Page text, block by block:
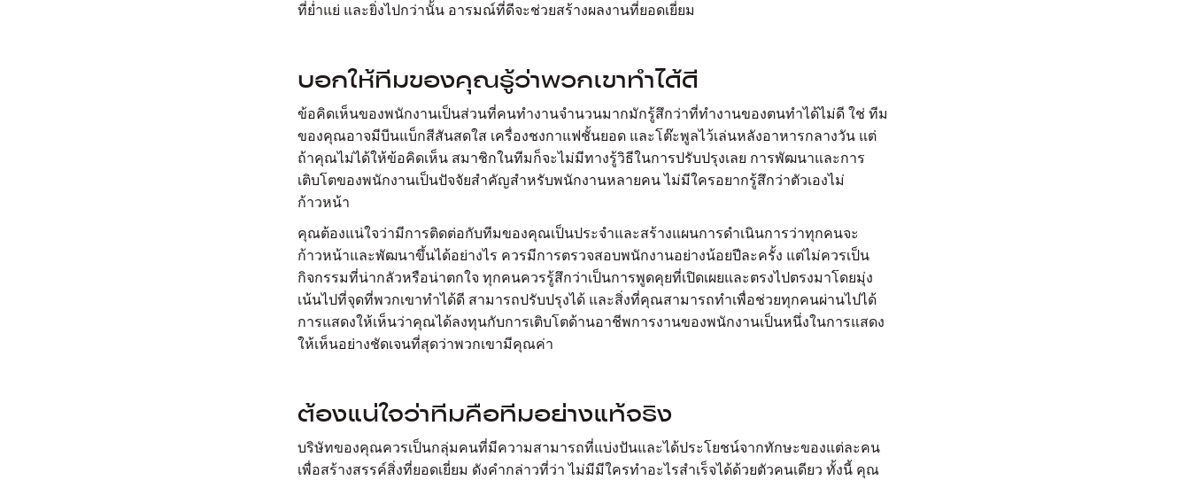
ที่ย่ำแย่ และยิ่งไปกว่านั้น อารมณ์ที่ดีจะช่วยสร้างผลงานที่ยอดเยี่ยม
บอกให้ทีมของคุณรู้ว่าพวกเขาทำได้ดี
ข้อคิดเห็นของพนักงานเป็นส่วนที่คนทำงานจำนวนมากมักรู้สึกว่าที่ทำงานของตนทำได้ไม่ดี ใช่ ทีม
ของคุณอาจมีบีนแบ็กสีสันสดใส เครื่องชงกาแฟชั้นยอด และโต๊ะพูลไว้เล่นหลังอาหารกลางวัน แต่
ถ้าคุณไม่ได้ให้ข้อคิดเห็น สมาชิกในทีมก็จะไม่มีทางรู้วิธีในการปรับปรุงเลย การพัฒนาและการ
เติบโตของพนักงานเป็นปัจจัยสำคัญสำหรับพนักงานหลายคน ไม่มีใครอยากรู้สึกว่าตัวเองไม่
ก้าวหน้า
คุณต้องแน่ใจว่ามีการติดต่อกับทีมของคุณเป็นประจำและสร้างแผนการดำเนินการว่าทุกคนจะ
ก้าวหน้าและพัฒนาขึ้นได้อย่างไร ควรมีการตรวจสอบพนักงานอย่างน้อยปีละครั้ง แต่ไม่ควรเป็น
กิจกรรมที่น่ากลัวหรือน่าตกใจ ทุกคนควรรู้สึกว่าเป็นการพูดคุยที่เปิดเผยและตรงไปตรงมาโดยมุ่ง
เน้นไปที่จุดที่พวกเขาทำได้ดี สามารถปรับปรุงได้ และสิ่งที่คุณสามารถทำเพื่อช่วยทุกคนผ่านไปได้
การแสดงให้เห็นว่าคุณได้ลงทุนกับการเติบโตด้านอาชีพการงานของพนักงานเป็นหนึ่งในการแสดง
ให้เห็นอย่างชัดเจนที่สุดว่าพวกเขามีคุณค่า
ต้องแน่ใจว่าทีมคือทีมอย่างแท้จริง
บริษัทของคุณควรเป็นกลุ่มคนที่มีความสามารถที่แบ่งปันและได้ประโยชน์จากทักษะของแต่ละคน
เพื่อสร้างสรรค์สิ่งที่ยอดเยี่ยม ดังคำกล่าวที่ว่า ไม่มีมีใครทำอะไรสำเร็จได้ด้วยตัวคนเดียว ทั้งนี้ คุณ